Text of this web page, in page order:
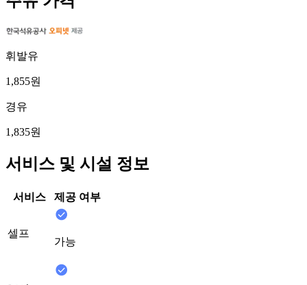
휘발유
1,855원
경유
1,835원
서비스 및 시설 정보
서비스 제공 여부
셀프
가능